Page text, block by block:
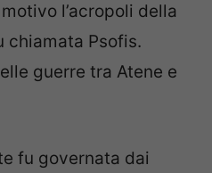
l’acropoli della
chiamata Psofis.
guerre tra Atene e
fu governata dai